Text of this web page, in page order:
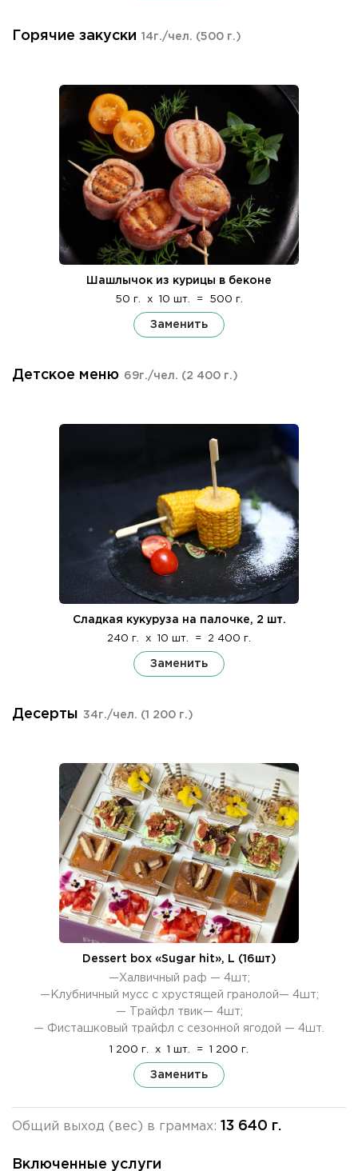
Горячие закуски 14г./чел. (500 г.)
Шашлычок из курицы в беконе
50 г. x 10 шт. = 500 г.
Заменить
Детское меню 69г./чел. (2 400 г.)
Сладкая кукуруза на палочке, 2 шт.
240 г. x 10 шт. = 2 400 г.
Заменить
Десерты 34г./чел. (1 200 г.)
Dessert box «Sugar hit», L (16шт)
—Халвичный раф — 4шт;
—Клубничный мусс с хрустящей гранолой— 4шт;
— Трайфл твик— 4шт;
— Фисташковый трайфл с сезонной ягодой — 4шт.
1 200 г. x 1 шт. = 1 200 г.
Заменить
Общий выход (вес) в граммах: 13 640 г.
Включенные услуги